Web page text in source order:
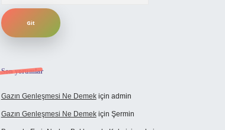
Son yorumlar
Gazın Genleşmesi Ne Demekiçin admin
Gazın Genleşmesi Ne Demekiçin Şermin